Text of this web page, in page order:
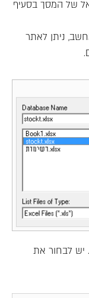
של המסך בסעיף
ניתן לאתר
יש לבחור את